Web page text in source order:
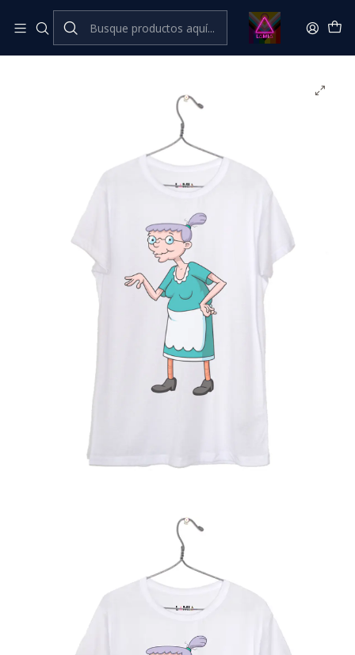
Inicio Catálogo Classic Cine Series y TV Classic
Abuela "Pookie" Gertie - Hey Arnold! #3